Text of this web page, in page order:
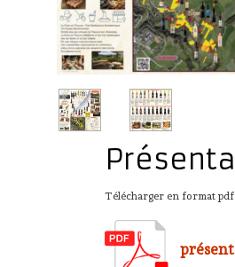
Télécharger en format pdf